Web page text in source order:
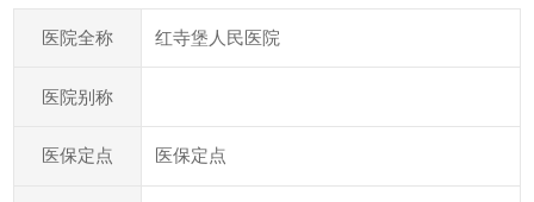
医院全称 红寺堡人民医院
医院别称
医保定点 医保定点